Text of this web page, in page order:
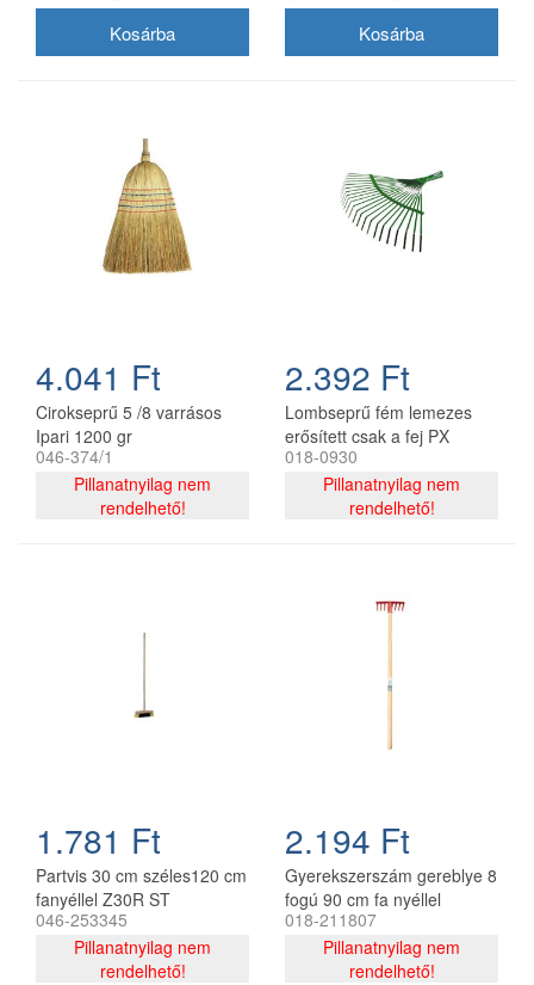
4.041 Ft
Cirokseprű 5 /8 varrásos
Ipari 1200 gr
046-374/1
Pillanatnyilag nem
rendelhető!
2.392 Ft
Lombseprű fém lemezes
erősített csak a fej PX
018-0930
Pillanatnyilag nem
rendelhető!
1.781 Ft
Partvis 30 cm széles120 cm
fanyéllel Z30R ST
046-253345
Pillanatnyilag nem
rendelhető!
2.194 Ft
Gyerekszerszám gereblye 8
fogú 90 cm fa nyéllel
TC813-04 ST
018-211807
Pillanatnyilag nem
rendelhető!